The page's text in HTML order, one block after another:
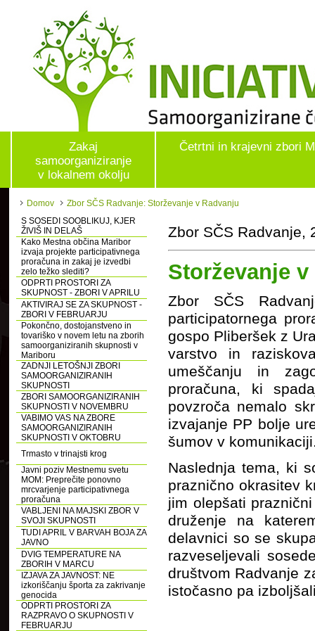
Zakaj
samoorganiziranje
v lokalnem okolju
Četrtni in krajevni zbori
Domov
Zbor SČS Radvanje: Storževanje v Radvanju
S SOSEDI SOOBLIKUJ, KJER
ŽIVIŠ IN DELAŠ
Kako Mestna občina Maribor
izvaja projekte participativnega
proračuna in zakaj je izvedbi
zelo težko slediti?
ODPRTI PROSTORI ZA
SKUPNOST - ZBORI V APRILU
AKTIVIRAJ SE ZA SKUPNOST -
ZBORI V FEBRUARJU
Pokončno, dostojanstveno in
tovariško v novem letu na zborih
samoorganiziranih skupnosti v
Mariboru
ZADNJI LETOŠNJI ZBORI
SAMOORGANIZIRANIH
SKUPNOSTI
ZBORI SAMOORGANIZIRANIH
SKUPNOSTI V NOVEMBRU
VABIMO VAS NA ZBORE
SAMOORGANIZIRANIH
SKUPNOSTI V OKTOBRU
Trmasto v trinajsti krog
Javni poziv Mestnemu svetu
MOM: Preprečite ponovno
mrcvarjenje participativnega
proračuna
VABLJENI NA MAJSKI ZBOR V
SVOJI SKUPNOSTI
TUDI APRIL V BARVAH BOJA ZA
JAVNO
DVIG TEMPERATURE NA
ZBORIH V MARCU
IZJAVA ZA JAVNOST: NE
izkoriščanju športa za zakrivanje
genocida
ODPRTI PROSTORI ZA
RAZPRAVO O SKUPNOSTI V
FEBRUARJU
Zbor SČS Radvanje,
Storževanje
Zbor SČS
participatornega
gospo Pliberšek z
varstvo in
umeščanju in
proračuna, ki
povzroča nemalo
izvajanje PP bolje
šumov v
Naslednja tema, ki
praznično okrasitev
jim olepšati
druženje na
delavnici so se
razveseljevali
društvom Radvanje
istočasno pa